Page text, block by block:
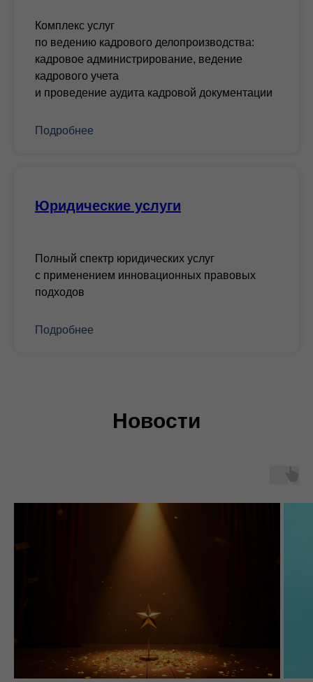
Комплекс услуг
по ведению кадрового делопроизводства:
кадровое администрирование, ведение
кадрового учета
и проведение аудита кадровой документации
Подробнее
Юридические услуги
Полный спектр юридических услуг
с применением инновационных правовых
подходов
Подробнее
Новости